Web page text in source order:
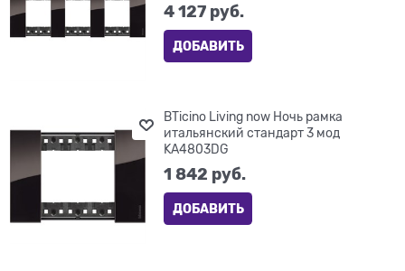
4 127 руб.
ДОБАВИТЬ
BTicino Living now Ночь рамка
итальянский стандарт 3 мод
KA4803DG
1 842 руб.
ДОБАВИТЬ